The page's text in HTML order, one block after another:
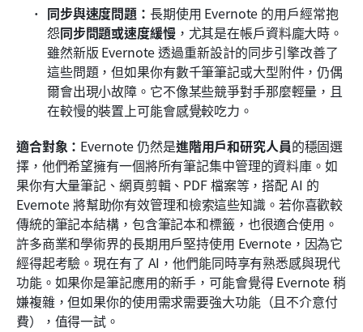
同步與速度問題： 長期使用 Evernote 的用戶經常抱
怨同步問題或速度緩慢 ，尤其是在帳戶資料龐大時。
雖然新版 Evernote 透過重新設計的同步引擎改善了
這些問題，但如果你有數千筆筆記或大型附件，仍偶
爾會出現小故障。它不像某些競爭對手那麼輕量，且
在較慢的裝置上可能會感覺較吃力。
適合對象： Evernote 仍然是進階用戶和研究人員的穩固選
擇，他們希望擁有一個將所有筆記集中管理的資料庫。如
果你有大量筆記、網頁剪輯、PDF 檔案等，搭配 AI 的
Evernote 將幫助你有效管理和檢索這些知識。若你喜歡較
傳統的筆記本結構，包含筆記本和標籤，也很適合使用。
許多商業和學術界的長期用戶堅持使用 Evernote，因為它
經得起考驗。現在有了 AI，他們能同時享有熟悉感與現代
功能。如果你是筆記應用的新手，可能會覺得 Evernote 稍
嫌複雜，但如果你的使用需求需要強大功能（且不介意付
費），值得一試。